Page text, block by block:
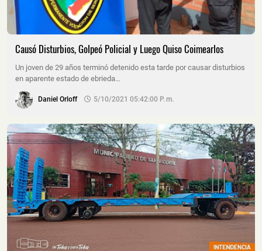
Causó Disturbios, Golpeó Policial y Luego Quiso Coimearlos
Un joven de 29 años terminó detenido esta tarde por causar disturbios
en aparente estado de ebrieda…
Daniel Orloff 5/10/2021 05:42:00 P. M.